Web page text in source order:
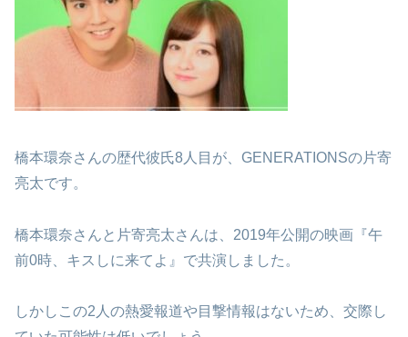
橋本環奈さんの歴代彼氏8人目が、GENERATIONSの片寄
亮太です。
橋本環奈さんと片寄亮太さんは、2019年公開の映画『午
前0時、キスしに来てよ』で共演しました。
しかしこの2人の熱愛報道や目撃情報はないため、交際し